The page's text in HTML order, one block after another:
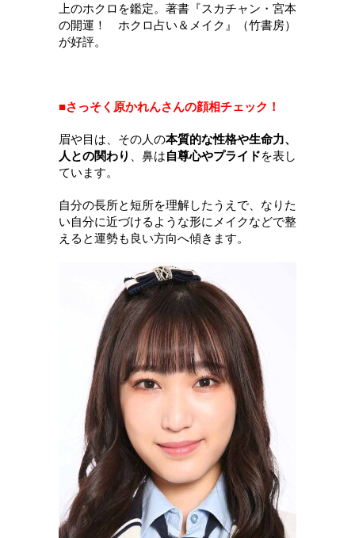
上のホクロを鑑定。 著書『スカチャン・宮本
の開運！ ホクロ占い＆メイク』（竹書房）
が好評。
■さっそく原かれんさんの顔相チェック！
眉や目は、その人の本質的な性格や生命力、
人との関わり
、鼻は自尊心やプライドを表し
ています。
自分の長所と短所を理解したうえで、なりた
い自分に近づけるような形にメイクなどで整
えると運勢も良い方向へ傾きます。